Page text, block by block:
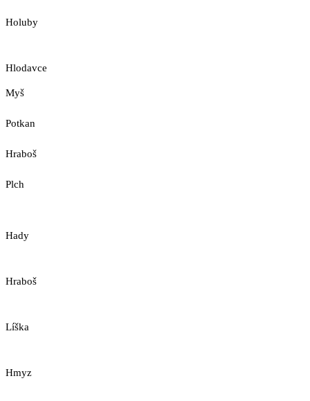
Holuby
Hlodavce
Myš
Potkan
Hraboš
Plch
Hady
Hraboš
Líška
Hmyz